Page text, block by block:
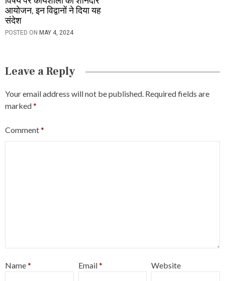
आयोजन, इन विद्वानों ने दिया यह
संदेश
POSTED ON MAY 4, 2024
Leave a Reply
Your email address will not be published. Required fields are
marked*
Comment*
Name* Email* Website